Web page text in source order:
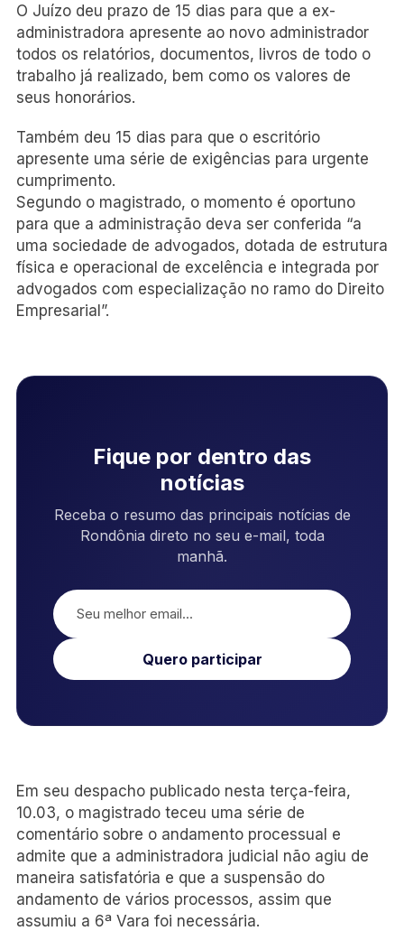
O Juízo deu prazo de 15 dias para que a ex-
administradora apresente ao novo administrador
todos os relatórios, documentos, livros de todo o
trabalho já realizado, bem como os valores de
seus honorários.
Também deu 15 dias para que o escritório
apresente uma série de exigências para urgente
cumprimento.
Segundo o magistrado, o momento é oportuno
para que a administração deva ser conferida “a
uma sociedade de advogados, dotada de estrutura
física e operacional de excelência e integrada por
advogados com especialização no ramo do Direito
Empresarial”.
Fique por dentro das
notícias
Receba o resumo das principais notícias de
Rondônia direto no seu e-mail, toda
manhã.
Quero participar
Em seu despacho publicado nesta terça-feira,
10.03, o magistrado teceu uma série de
comentário sobre o andamento processual e
admite que a administradora judicial não agiu de
maneira satisfatória e que a suspensão do
andamento de vários processos, assim que
assumiu a 6ª Vara foi necessária.